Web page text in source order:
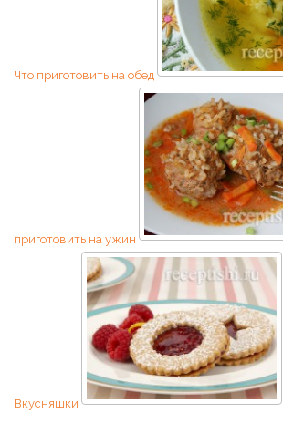
Что приготовить на обед
приготовить на ужин
Вкусняшки